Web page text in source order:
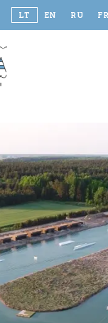
LT EN RU FR